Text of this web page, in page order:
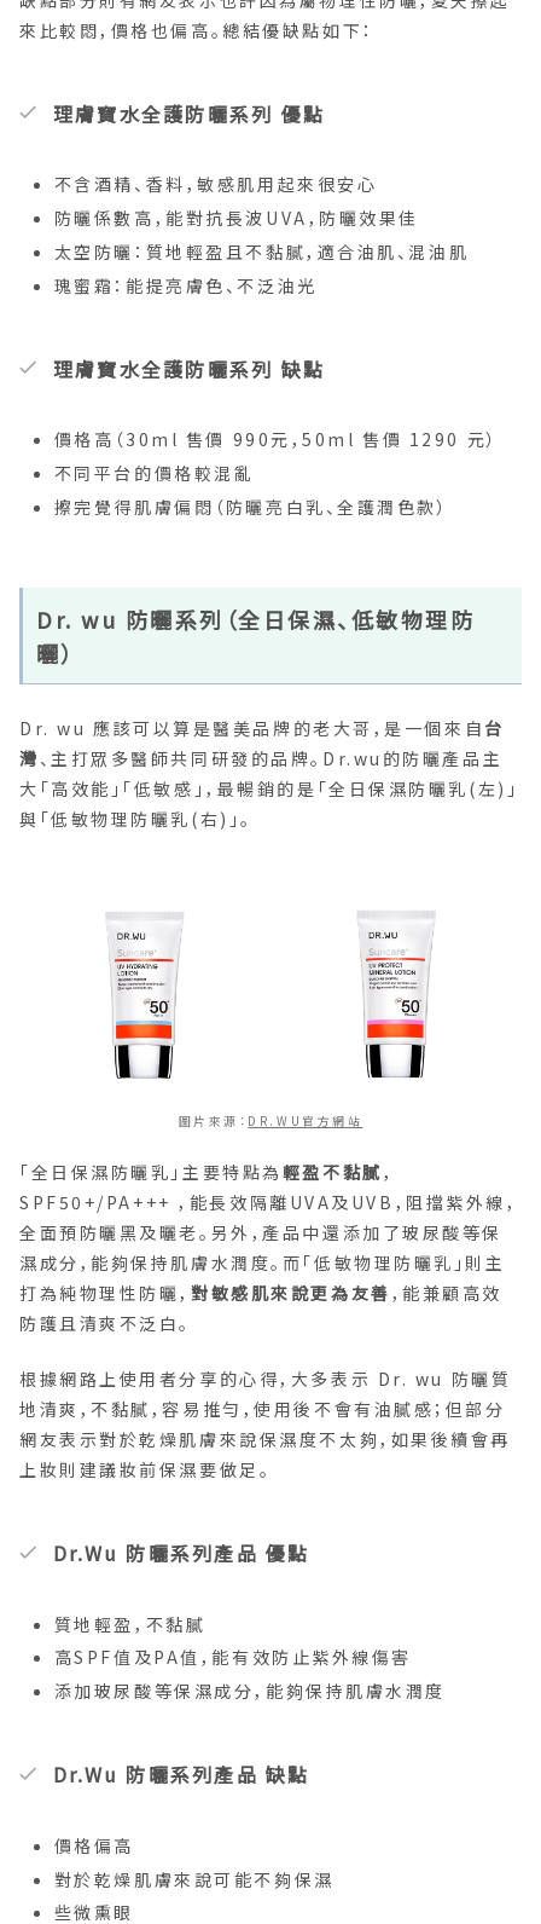
來比較悶，價格也偏高。總結優缺點如下：
理膚寶水全護防曬系列 優點
不含酒精、香料，敏感肌用起來很安心
防曬係數高，能對抗長波UVA，防曬效果佳
太空防曬：質地輕盈且不黏膩，適合油肌、混油肌
瑰蜜霜：能提亮膚色、不泛油光
理膚寶水全護防曬系列 缺點
價格高（30ml 售價 990元，50ml 售價 1290 元）
不同平台的價格較混亂
擦完覺得肌膚偏悶（防曬亮白乳、全護潤色款）
Dr. wu 防曬系列（全日保濕、低敏物理防
曬）
Dr. wu 應該可以算是醫美品牌的老大哥，是一個來自 台
灣 、主打眾多醫師共同研發的品牌。Dr.wu的防曬產品主
大「高效能」「低敏感」，最暢銷的是「全日保濕防曬乳(左)」
與「低敏物理防曬乳(右)」。
圖片來源： DR.WU官方網站
「全日保濕防曬乳」主要特點為輕盈不黏膩，
SPF50+/PA+++ ，能長效隔離UVA及UVB，阻擋紫外線，
全面預防曬黑及曬老。另外，產品中還添加了玻尿酸等保
濕成分，能夠保持肌膚水潤度。而「低敏物理防曬乳」則主
打為純物理性防曬，對敏感肌來說更為友善 ，能兼顧高效
防護且清爽不泛白。
根據網路上使用者分享的心得，大多表示 Dr. wu 防曬質
地清爽，不黏膩，容易推勻，使用後不會有油膩感；但部分
網友表示對於乾燥肌膚來說保濕度不太夠，如果後續會再
上妝則建議妝前保濕要做足。
Dr.Wu 防曬系列產品 優點
質地輕盈，不黏膩
高SPF值及PA值，能有效防止紫外線傷害
添加玻尿酸等保濕成分，能夠保持肌膚水潤度
Dr.Wu 防曬系列產品 缺點
價格偏高
對於乾燥肌膚來說可能不夠保濕
些微熏眼